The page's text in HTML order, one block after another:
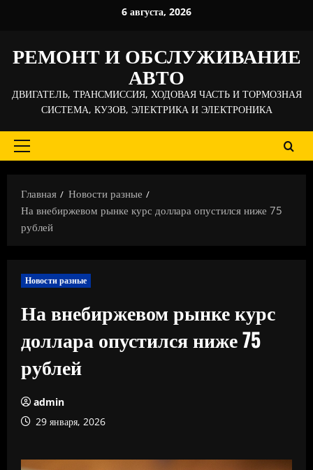
6 августа, 2026
РЕМОНТ И ОБСЛУЖИВАНИЕ
АВТО
ДВИГАТЕЛЬ, ТРАНСМИССИЯ, ХОДОВАЯ ЧАСТЬ И ТОРМОЗНАЯ
СИСТЕМА, КУЗОВ, ЭЛЕКТРИКА И ЭЛЕКТРОНИКА
Основное
Главная
Новости разные
На внебиржевом рынке курс доллара опустился ниже 75
рублей
Новости разные
На внебиржевом рынке курс
доллара опустился ниже 75
рублей
admin
29 января, 2026